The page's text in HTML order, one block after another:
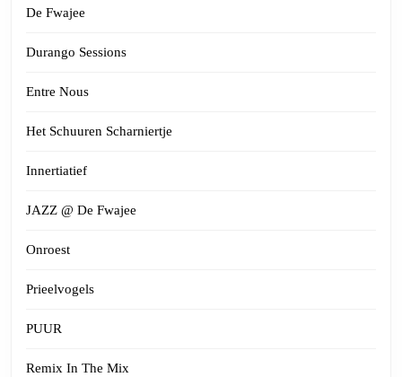
De Fwajee
Durango Sessions
Entre Nous
Het Schuuren Scharniertje
Innertiatief
JAZZ @ De Fwajee
Onroest
Prieelvogels
PUUR
Remix In The Mix